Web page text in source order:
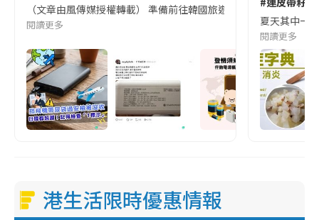
（文章由風傳媒授權轉載） 準備前往韓國旅遊的民眾，近期要
閱讀更多
夏天其中一
閱讀更多
港生活限時優惠情報